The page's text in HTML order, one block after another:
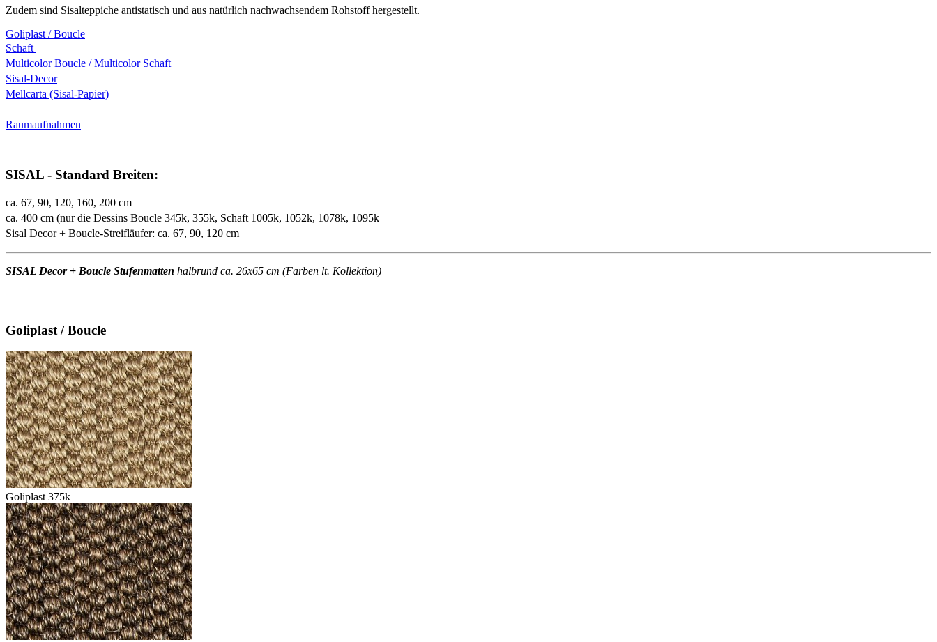
Zudem sind Sisalteppiche antistatisch und aus natürlich nachwachsendem Rohstoff hergestellt.
Goliplast / Boucle
Schaft
Multicolor Boucle / Multicolor Schaft
Sisal-Decor
Mellcarta (Sisal-Papier)
Raumaufnahmen
SISAL - Standard Breiten:
ca. 67, 90, 120, 160, 200 cm
ca. 400 cm (nur die Dessins Boucle 345k, 355k, Schaft 1005k, 1052k, 1078k, 1095k
Sisal Decor + Boucle-Streifläufer: ca. 67, 90, 120 cm
SISAL Decor + Boucle Stufenmatten halbrund ca. 26x65 cm (Farben lt. Kollektion)
Goliplast / Boucle
Goliplast 375k